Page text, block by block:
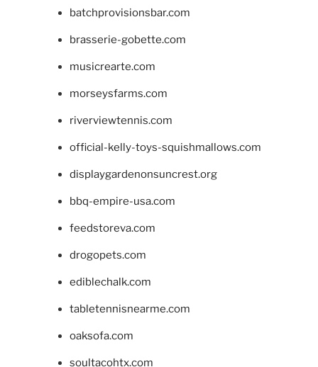
batchprovisionsbar.com
brasserie-gobette.com
musicrearte.com
morseysfarms.com
riverviewtennis.com
official-kelly-toys-squishmallows.com
displaygardenonsuncrest.org
bbq-empire-usa.com
feedstoreva.com
drogopets.com
ediblechalk.com
tabletennisnearme.com
oaksofa.com
soultacohtx.com